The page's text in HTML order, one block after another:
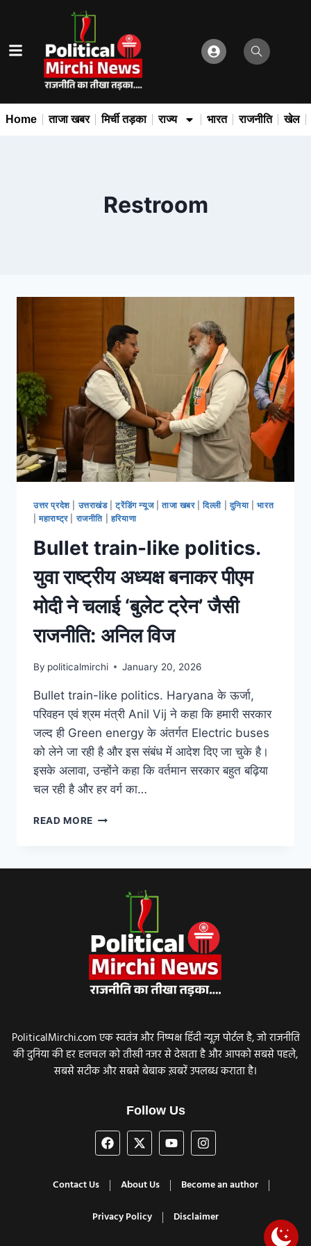
Home ताजा खबर मिर्ची तड़का राज्य भारत राजनीति खेल
Restroom
उत्तर प्रदेश| उत्तराखंड|ट्रेंडिंग न्यूज| ताजा खबर|दिल्ली दुनिया|भारत
|महाराष्ट्र| राजनीति| हरियाणा
Bullet train-like politics.
युवा राष्ट्रीय अध्यक्ष बनाकर पीएम
मोदी ने चलाई ‘बुलेट ट्रेन’ जैसी
राजनीति: अनिल विज
By politicalmirchi January 20, 2026
Bullet train-like politics. Haryana के ऊर्जा,
परिवहन एवं श्रम मंत्री Anil Vij ने कहा कि हमारी सरकार
जल्द ही Green energy के अंतर्गत Electric buses
को लेने जा रही है और इस संबंध में आदेश दिए जा चुके है।
इसके अलावा, उन्होंने कहा कि वर्तमान सरकार बहुत बढ़िया
चल रही है और हर वर्ग का…
READ MORE
PoliticalMirchi.com एक स्वतंत्र और निष्पक्ष हिंदी न्यूज़ पोर्टल है, जो राजनीति
की दुनिया की हर हलचल को तीखी नजर से देखता है और आपको सबसे पहले,
सबसे सटीक और सबसे बेबाक ख़बरें उपलब्ध कराता है।
Follow Us
Contact Us About Us
Become an author
Privacy Policy
Disclaimer